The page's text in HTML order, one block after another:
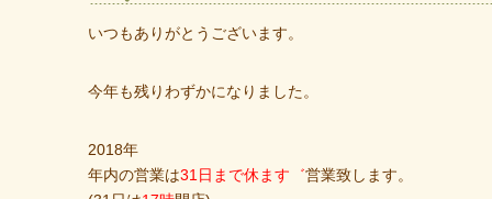
いつもありがとうございます。
今年も残りわずかになりました。
2018年
年内の営業は31日まで休ます゛営業致します。